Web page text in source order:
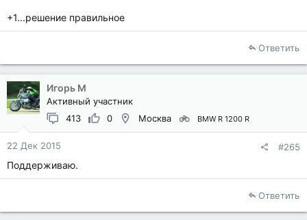
+1...решение правильное
Ответить
Игорь М
Активный участник
413
0 Москва BMW R 1200 R
22 Дек 2015 #265
Поддерживаю.
Ответить